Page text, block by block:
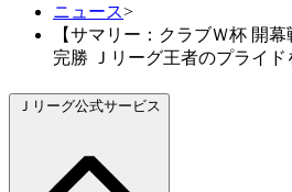
ニュース>
【サマリー：クラブＷ杯 開
完勝 Ｊリーグ王者のプライド
Ｊリーグ公式サービス